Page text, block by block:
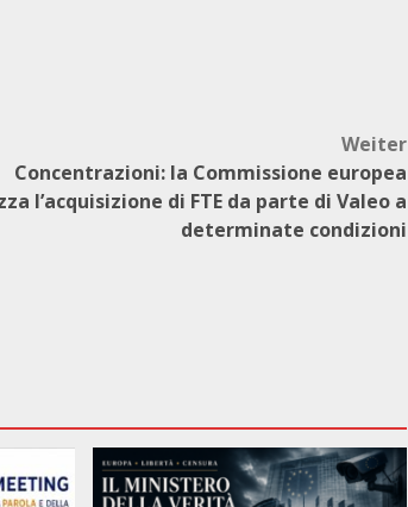
Weiter
Concentrazioni: la Commissione europea
l’acquisizione di FTE da parte di Valeo a
determinate condizioni